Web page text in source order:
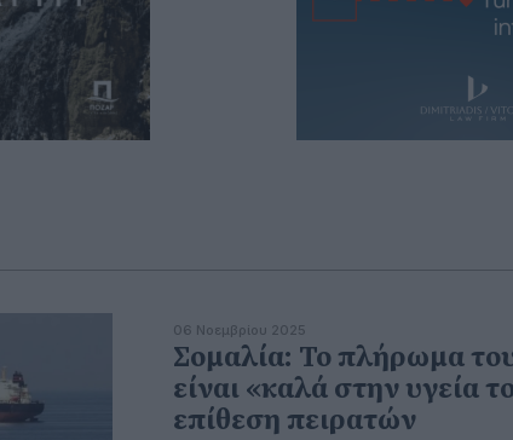
06 Νοεμβρίου 2025
Σομαλία: Το πλήρωμα
είναι «καλά στην υγεία
επίθεση πειρατών